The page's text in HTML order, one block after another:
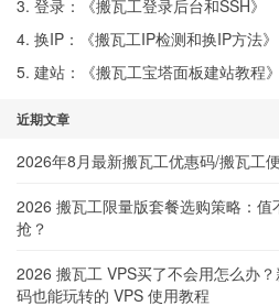
3. 登录：《搬瓦工登录后台和SSH》
4. 换IP：《搬瓦工IP检测和换IP方法》
5. 建站：《搬瓦工宝塔面板建站教程》
近期文章
2026年8月最新搬瓦工优惠码/搬瓦工
2026 搬瓦工限量版套餐选购策略：
抢？
2026 搬瓦工 VPS买了不会用怎么办
码也能玩转的 VPS 使用教程